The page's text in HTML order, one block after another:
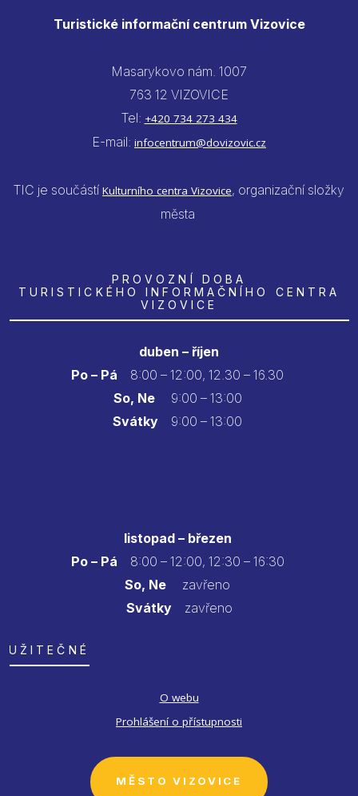
Turistické informační centrum Vizovice
Masarykovo nám. 1007
763 12 VIZOVICE
Tel: +420 734 273 434
E-mail: infocentrum@dovizovic.cz
TIC je součástí Kulturního centra Vizovice, organizační složky
města
PROVOZNÍ DOBA
TURISTICKÉHO INFORMAČNÍHO CENTRA
VIZOVICE
duben – říjen
Po – Pá
8:00 – 12:00, 12.30 – 16.30
So, Ne9:00 – 13:00
Svátky 9:00 – 13:00
listopad – březen
Po – Pá 8:00 – 12:00, 12:30 – 16:30
So, Ne zavřeno
Svátkyzavřeno
UŽITEČNÉ
O webu
Prohlášení o přístupnosti
MĚSTO VIZOVICE